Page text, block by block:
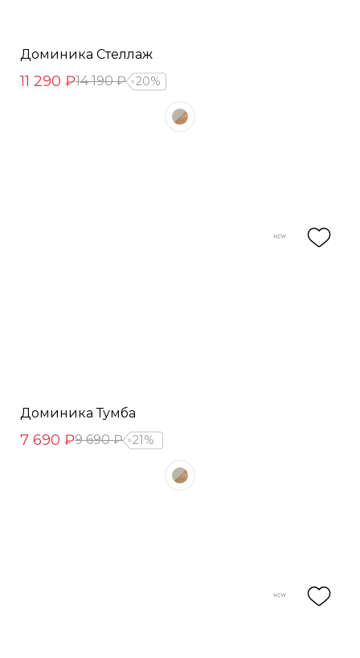
Доминика Стеллаж
11 290 ₽14 190 ₽ 20%
Доминика Тумба
7 690 ₽9 690 ₽ 21%